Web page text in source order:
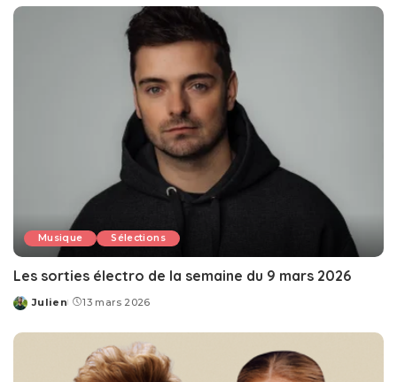
Musique Sélections
Les sorties électro de la semaine du 9 mars 2026
Posted
Julien 13 mars 2026